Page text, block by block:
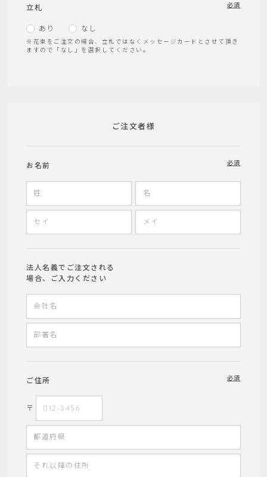
立札 必須
あり なし
※花束をご注文の場合、立札ではなくメッセージカードとさせて頂き
ますので「なし」を選択してください。
ご注文者様
お名前 必須
法人名義でご注文される
場合、ご入力ください
ご住所 必須
〒